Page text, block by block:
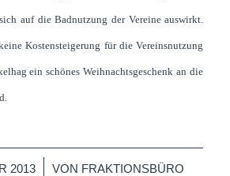
auf die Badnutzung der Vereine auswirkt.
Kostensteigerung für die Vereinsnutzung
ein schönes Weihnachtsgeschenk an die
2013 VON FRAKTIONSBÜRO